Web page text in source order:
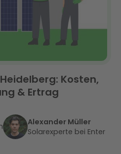
Kosten,
& Ertrag
Alexander Müller
Solarexperte bei Enter